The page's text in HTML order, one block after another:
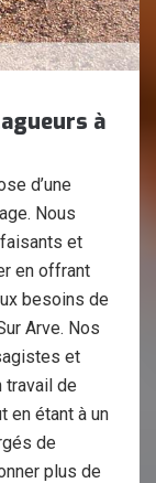
à
d’une
Nous
et
en offrant
besoins de
Arve. Nos
et
travail de
en étant à un
de
plus de